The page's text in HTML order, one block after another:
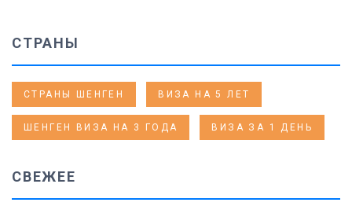
СТРАНЫ
СТРАНЫ ШЕНГЕН ВИЗА НА 5 ЛЕТ
ШЕНГЕН ВИЗА НА 3 ГОДА ВИЗА ЗА 1 ДЕНЬ
СВЕЖЕЕ